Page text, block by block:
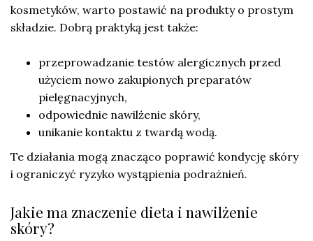
kosmetyków, warto postawić na produkty o prostym
składzie. Dobrą praktyką jest także:
przeprowadzanie testów alergicznych przed
użyciem nowo zakupionych preparatów
pielęgnacyjnych,
odpowiednie nawilżenie skóry,
unikanie kontaktu z twardą wodą.
Te działania mogą znacząco poprawić kondycję skóry
i ograniczyć ryzyko wystąpienia podrażnień.
Jakie ma znaczenie dieta i nawilżenie
skóry?